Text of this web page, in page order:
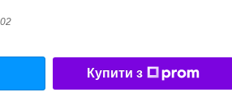
Купити з